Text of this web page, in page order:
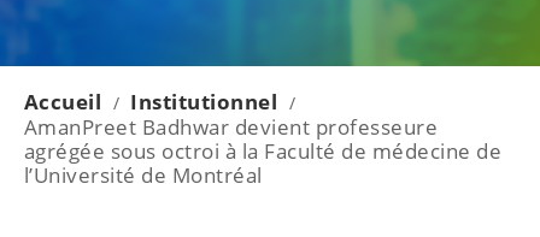
Accueil / Institutionnel /
AmanPreet Badhwar devient professeure
agrégée sous octroi à la Faculté de médecine de
l’Université de Montréal